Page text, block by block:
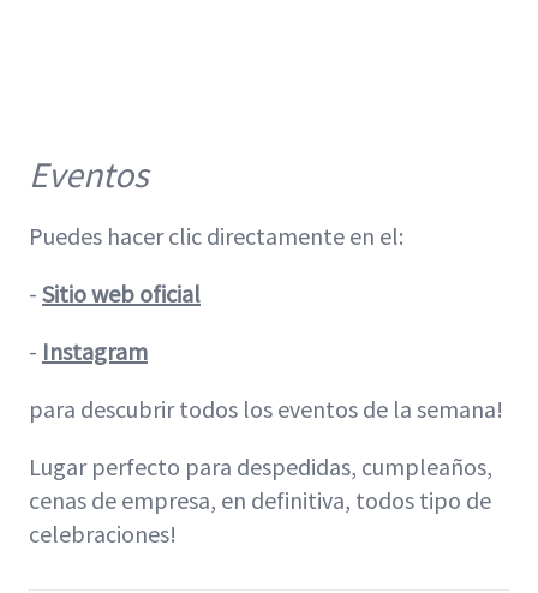
Eventos
Puedes hacer clic directamente en el:
- Sitio web oficial
- Instagram
para descubrir todos los eventos de la semana!
Lugar perfecto para despedidas, cumpleaños,
cenas de empresa, en definitiva, todos tipo de
celebraciones!